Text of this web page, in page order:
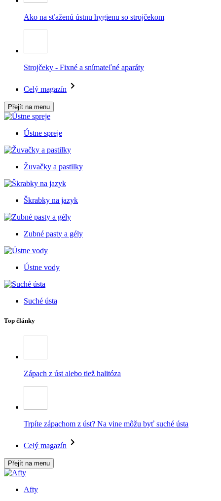
Ako na sťaženú ústnu hygienu so strojčekom
Strojčeky - Fixné a snímateľné aparáty
Celý magazín
Přejít na menu
Ústne spreje
Žuvačky a pastilky
Škrabky na jazyk
Zubné pasty a gély
Ústne vody
Suché ústa
Top články
Zápach z úst alebo tiež halitóza
Trpíte zápachom z úst? Na vine môžu byť suché ústa
Celý magazín
Přejít na menu
Afty